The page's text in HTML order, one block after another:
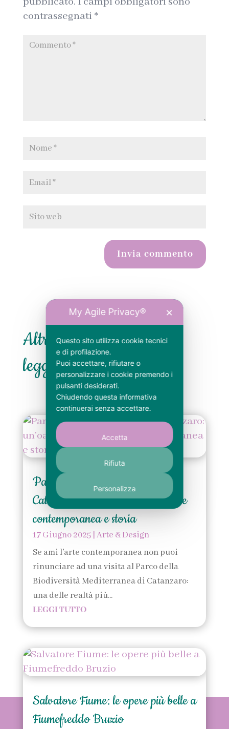
✨ SCOPRI L'ANIMA DELLA MIA CALABRIA ✨
contrassegnati *
Invia commento
Altri articoli che potresti
leggere
Parco della Biodiversità di
Catanzaro: un’oasi tra natura, arte
contemporanea e storia
17 Giugno 2025|Arte & Design
Se ami l’arte contemporanea non puoi
rinunciare ad una visita al Parco della
Biodiversità Mediterranea di Catanzaro:
una delle realtà più...
LEGGI TUTTO
Salvatore Fiume: le opere più belle a
Fiumefreddo Bruzio
My Agile Privacy® ✕
Questo sito utilizza cookie tecnici
e di profilazione.
Puoi accettare, rifiutare o
personalizzare i cookie premendo i
pulsanti desiderati.
Chiudendo questa informativa
continuerai senza accettare.
Accetta
Rifiuta
Personalizza